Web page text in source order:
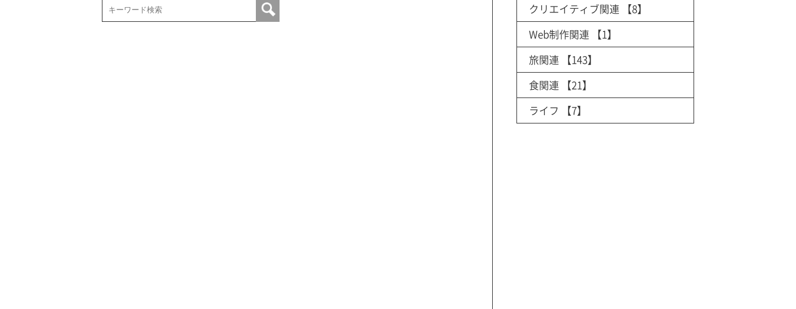
クリエイティブ関連 【8】
Web制作関連 【1】
旅関連 【143】
食関連 【21】
ライフ 【7】